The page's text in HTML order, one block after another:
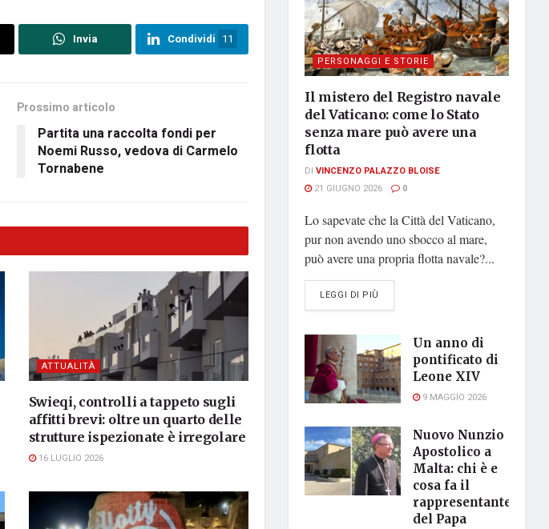
Invia Condividi 11
Prossimo articolo
Partita una raccolta fondi per
Noemi Russo, vedova di Carmelo
Tornabene
ATTUALITÀ
Swieqi, controlli a tappeto sugli
affitti brevi: oltre un quarto delle
strutture ispezionate è irregolare
16 LUGLIO 2026
PERSONAGGI E STORIE
Il mistero del Registro navale
del Vaticano: come lo Stato
senza mare può avere una
flotta
DI VINCENZO PALAZZO BLOISE
21 GIUGNO 2026
0
Lo sapevate che la Città del Vaticano,
pur non avendo uno sbocco al mare,
può avere una propria flotta navale?...
LEGGI DI PIÙ
Un anno di
pontificato di
Leone XIV
9 MAGGIO 2026
Nuovo Nunzio
Apostolico a
Malta: chi è e
cosa fa il
rappresentante
del Papa